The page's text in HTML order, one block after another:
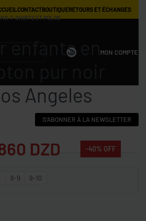
CONTACTBOUTIQUERETOURS ET ÉCHANGES
0 MON COMPTE
S'ABONNER À LA NEWSLETTER
›T-SHIRTS ET POLOS
enfants en
Angeles
DZD -40% OFF
8-9 9-10